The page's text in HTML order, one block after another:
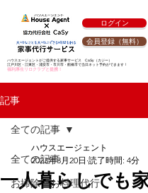
ログイン
会員登録（無料）
ハウスエージェントがご提供する家事サービス CaSy （カジー）
江戸川区・江東区・浦安市・市川市・船橋市で当日ネット予約ができます！
福利厚生リロクラブと提携！
記事
全ての記事
お掃除・お料理代行
全ての記事
一人暮らしでも
ハウスエージェント
2023年3月20日 読了時間: 4分